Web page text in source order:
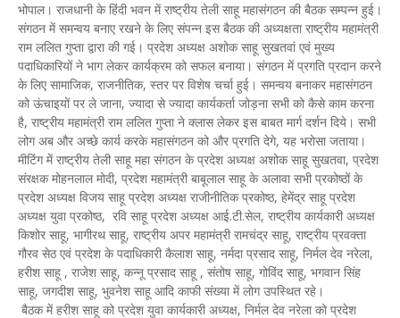
भोपाल। राजधानी के हिंदी भवन में राष्ट्रीय तेली साहू महासंगठन की बैठक सम्पन्न हुई।
संगठन में समन्वय बनाए रखने के लिए संपन्न इस बैठक की अध्यक्षता राष्ट्रीय महामंत्री
राम ललित गुप्ता द्वारा की गई। प्रदेश अध्यक्ष अशोक साहू सुखतवां एवं मुख्य
पदाधिकारियों ने भाग लेकर कार्यक्रम को सफल बनाया। संगठन में प्रगति प्रदान करने
के लिए सामाजिक, राजनीतिक, स्तर पर विशेष चर्चा हुई। समन्वय बनाकर महासंगठन
को ऊंचाइयों पर ले जाना, ज्यादा से ज्यादा कार्यकर्ता जोड़ना सभी को कैसे काम करना
है, राष्ट्रीय महामंत्री राम ललित गुप्ता ने क्लास लेकर इस बाबत मार्ग दर्शन दिये। सभी
लोग अब और अच्छे कार्य करके महासंगठन को और प्रगति देगे, यह भरोसा जताया।
मीटिंग में राष्ट्रीय तेली साहू महा संगठन के प्रदेश अध्यक्ष अशोक साहू सुखतवा, प्रदेश
संरक्षक मोहनलाल मोदी, प्रदेश महामंत्री बाबूलाल साहू के अलावा सभी प्रकोष्ठों के
प्रदेश अध्यक्ष विजय साहू प्रदेश अध्यक्ष राजीनीतिक प्रकोष्ठ, हेमेंद्र साहू प्रदेश
अध्यक्ष युवा प्रकोष्ठ, रवि साहू प्रदेश अध्यक्ष आई.टी.सेल, राष्ट्रीय कार्यकारी अध्यक्ष
किशोर साहू, भागीरथ साहू, राष्ट्रीय अपर महामंत्री रामचंद्र साहू, राष्ट्रीय प्रवक्ता
गौरव सेठ एवं प्रदेश के पदाधिकारी कैलाश साहू, नर्मदा प्रसाद साहू, निर्मल देव नरेला,
हरीश साहू , राजेश साहू, कन्नू प्रसाद साहू , संतोष साहू, गोविंद साहू, भगवान सिंह
साहू, जगदीश साहू, भुवनेश साहू आदि काफी संख्या में लोग उपस्थित रहे।
बैठक में हरीश साहू को प्रदेश युवा कार्यकारी अध्यक्ष, निर्मल देव नरेला को प्रदेश